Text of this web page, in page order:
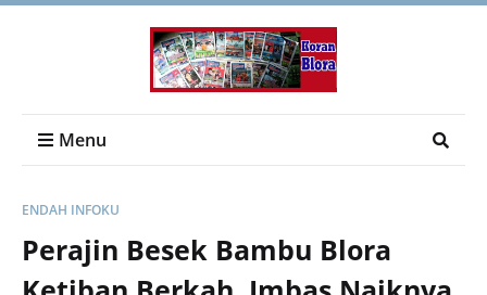
Menu
ENDAH INFOKU
Perajin Besek Bambu Blora